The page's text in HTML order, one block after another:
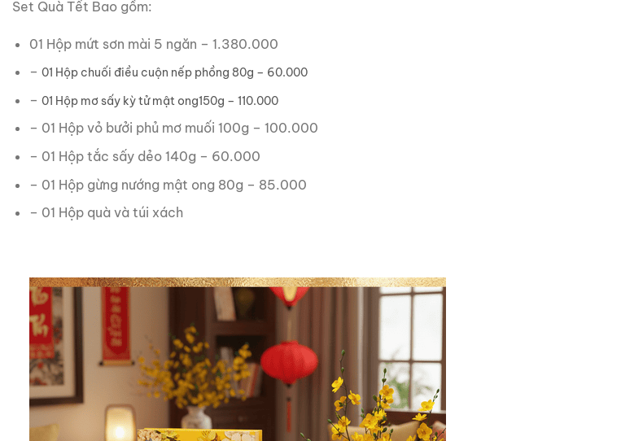
Set Quà Tết Bao gồm:
01 Hộp mứt sơn mài 5 ngăn – 1.380.000
– 01 Hộp chuối điều cuộn nếp phồng 80g – 60.000
– 01 Hộp mơ sấy kỳ tử mật ong150g – 110.000
– 01 Hộp vỏ bưởi phủ mơ muối 100g – 100.000
– 01 Hộp tắc sấy dẻo 140g – 60.000
– 01 Hộp gừng nướng mật ong 80g – 85.000
– 01 Hộp quà và túi xách